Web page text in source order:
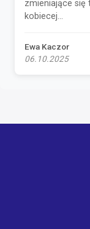
zmieniające się
kobiecej...
Ewa Kaczor
06.10.2025